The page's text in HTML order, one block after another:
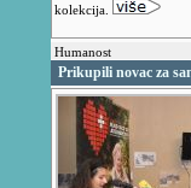
kolekcija.
Humanost
Prikupili novac za